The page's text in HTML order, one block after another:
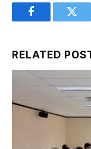
Facebook
RELATED